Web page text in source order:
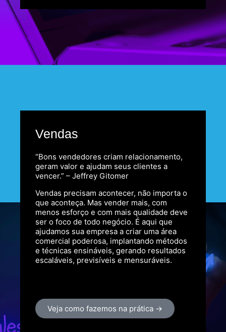
Vendas
“Bons vendedores criam relacionamento,
geram valor e ajudam seus clientes a
vencer.” – Jeffrey Gitomer
Vendas precisam acontecer, não importa o
que aconteça. Mas vender mais, com
menos esforço e com mais qualidade deve
ser o foco de todo negócio. É aqui que
ajudamos sua empresa a criar uma área
comercial poderosa, implantando métodos
e técnicas ensináveis, gerando resultados
escaláveis, previsíveis e mensuráveis.
Veja como fazemos na prática →